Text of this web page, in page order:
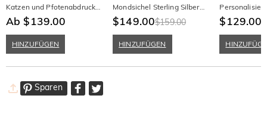
Katzen und Pfotenabdruck
Ring für Herren
Ab $139.00
HINZUFÜGEN
Mondsichel Sterling Silber
Halskette
$149.00$159.00
HINZUFÜGEN
Geburtsstein
$129.00
Sparen